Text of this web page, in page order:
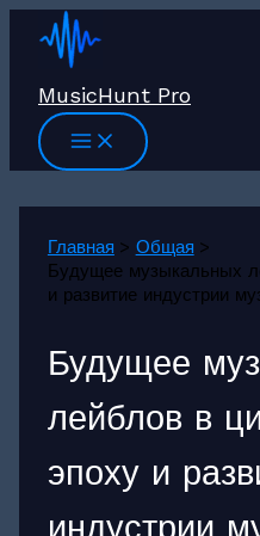
Перейти
MusicHunt Pro
Главная
Общая
Будущее музыкальных
и развитие индустрии
Будущее
лейблов в
эпоху и